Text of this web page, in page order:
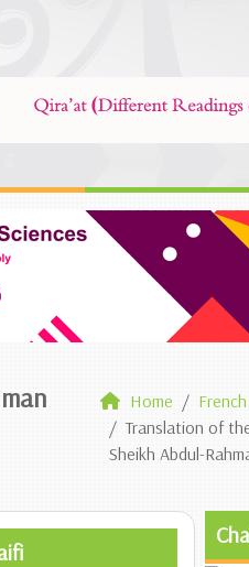
Home
French
Translation of
Sheikh Abdul-